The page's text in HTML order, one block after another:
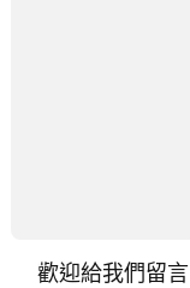
歡迎給我們留言